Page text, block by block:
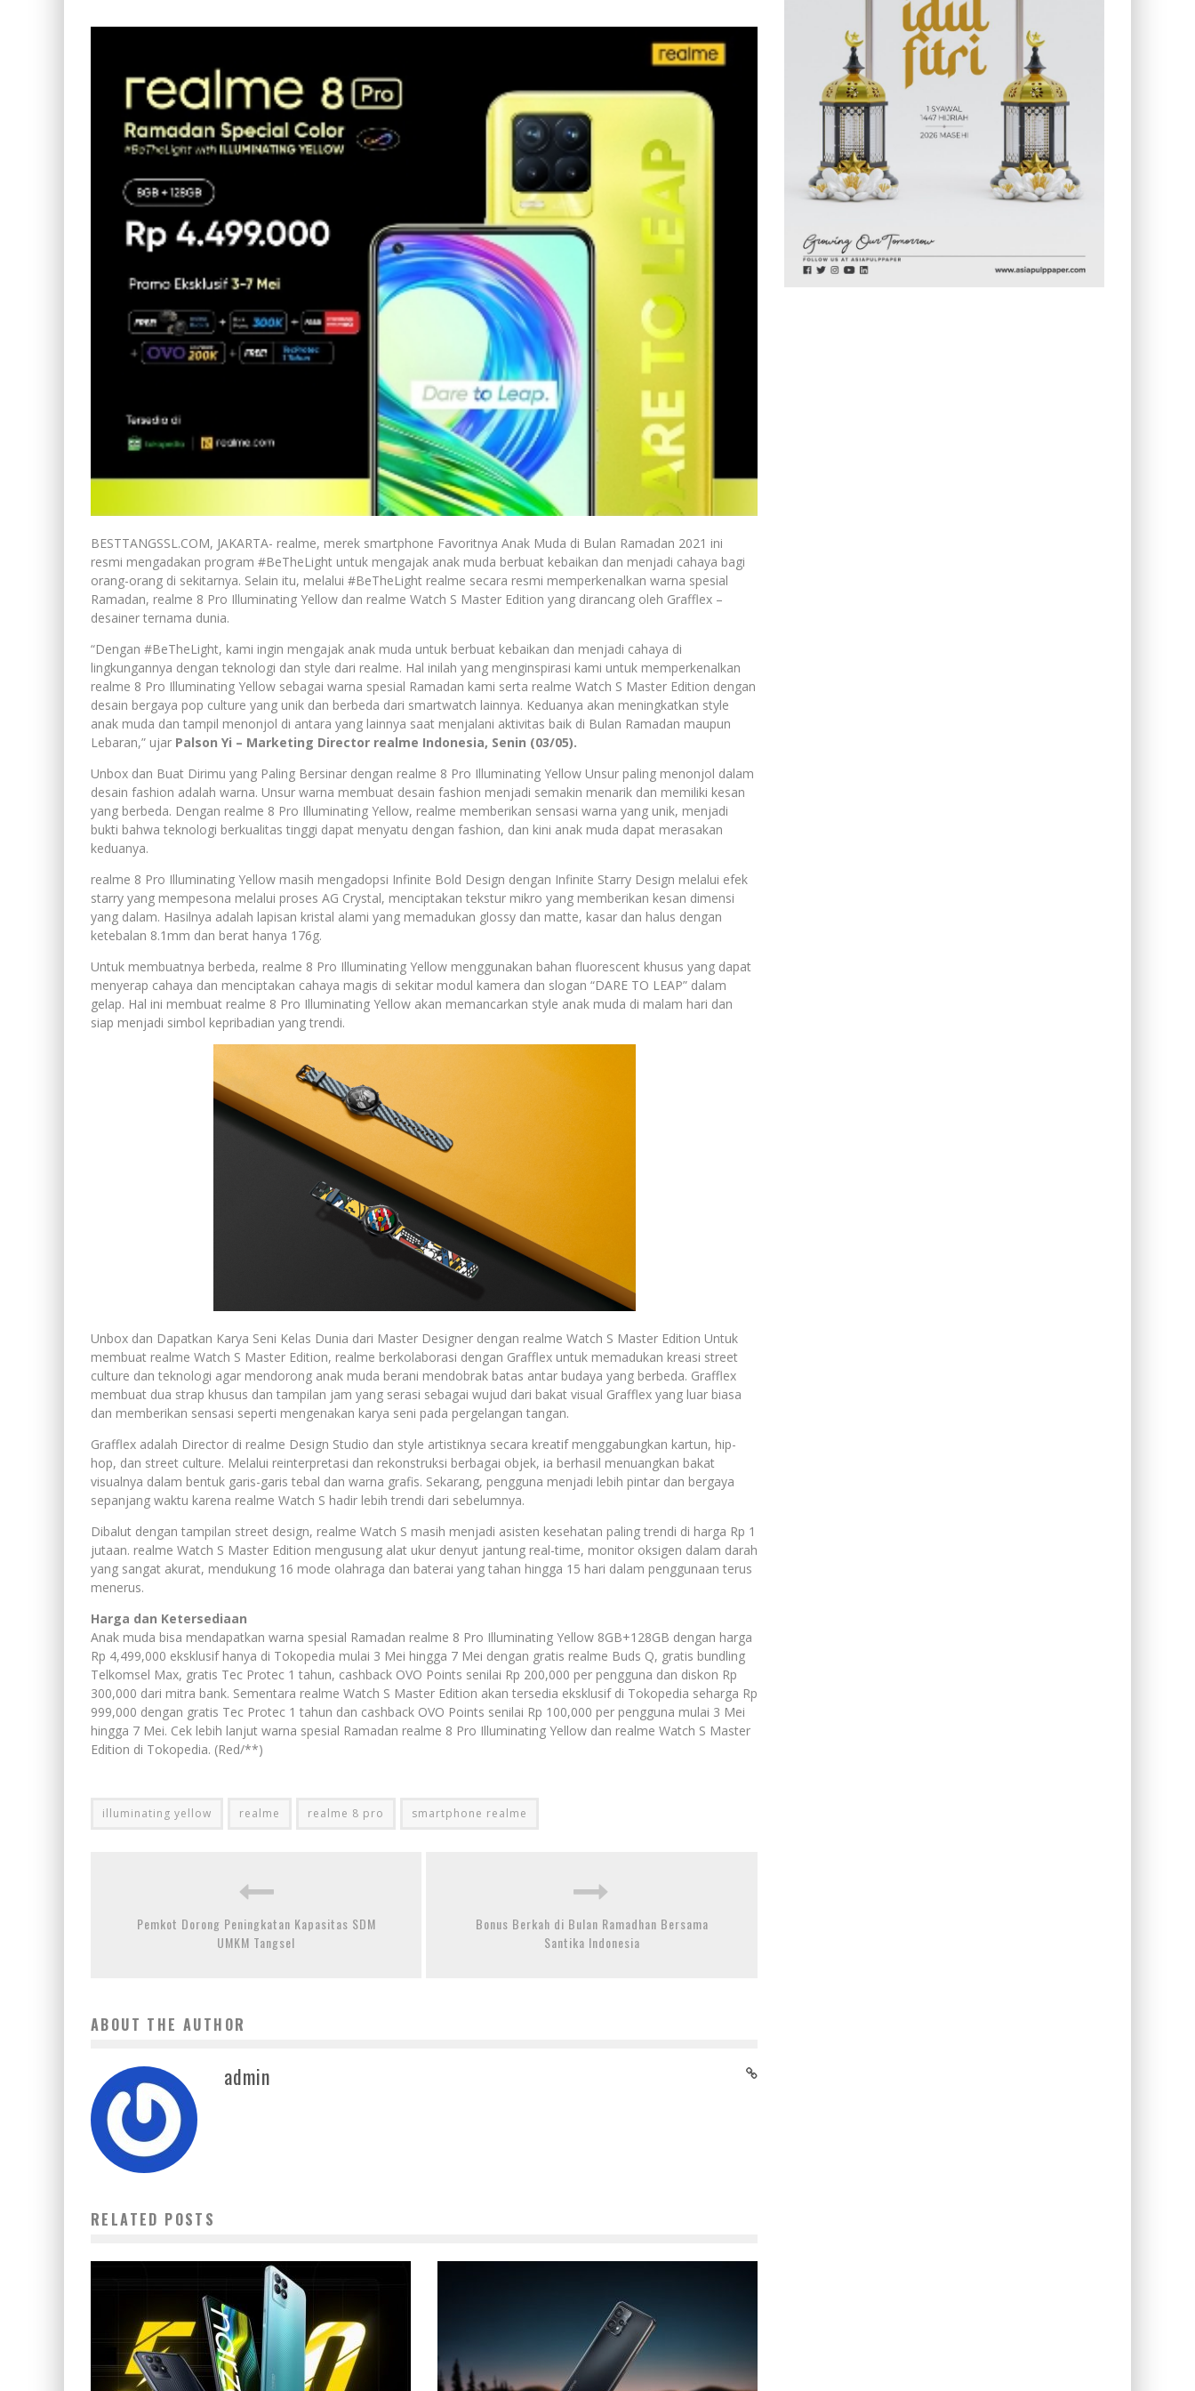
BESTTANGSSL.COM, JAKARTA- realme, merek smartphone Favoritnya Anak Muda di Bulan Ramadan 2021 ini
resmi mengadakan program #BeTheLight untuk mengajak anak muda berbuat kebaikan dan menjadi cahaya bagi
orang-orang di sekitarnya. Selain itu, melalui #BeTheLight realme secara resmi memperkenalkan warna spesial
Ramadan, realme 8 Pro Illuminating Yellow dan realme Watch S Master Edition yang dirancang oleh Grafflex –
desainer ternama dunia.
“Dengan #BeTheLight, kami ingin mengajak anak muda untuk berbuat kebaikan dan menjadi cahaya di
lingkungannya dengan teknologi dan style dari realme. Hal inilah yang menginspirasi kami untuk memperkenalkan
realme 8 Pro Illuminating Yellow sebagai warna spesial Ramadan kami serta realme Watch S Master Edition dengan
desain bergaya pop culture yang unik dan berbeda dari smartwatch lainnya. Keduanya akan meningkatkan style
anak muda dan tampil menonjol di antara yang lainnya saat menjalani aktivitas baik di Bulan Ramadan maupun
Lebaran,” ujar Palson Yi – Marketing Director realme Indonesia, Senin (03/05).
Unbox dan Buat Dirimu yang Paling Bersinar dengan realme 8 Pro Illuminating Yellow Unsur paling menonjol dalam
desain fashion adalah warna. Unsur warna membuat desain fashion menjadi semakin menarik dan memiliki kesan
yang berbeda. Dengan realme 8 Pro Illuminating Yellow, realme memberikan sensasi warna yang unik, menjadi
bukti bahwa teknologi berkualitas tinggi dapat menyatu dengan fashion, dan kini anak muda dapat merasakan
keduanya.
realme 8 Pro Illuminating Yellow masih mengadopsi Infinite Bold Design dengan Infinite Starry Design melalui efek
starry yang mempesona melalui proses AG Crystal, menciptakan tekstur mikro yang memberikan kesan dimensi
yang dalam. Hasilnya adalah lapisan kristal alami yang memadukan glossy dan matte, kasar dan halus dengan
ketebalan 8.1mm dan berat hanya 176g.
Untuk membuatnya berbeda, realme 8 Pro Illuminating Yellow menggunakan bahan fluorescent khusus yang dapat
menyerap cahaya dan menciptakan cahaya magis di sekitar modul kamera dan slogan “DARE TO LEAP” dalam
gelap. Hal ini membuat realme 8 Pro Illuminating Yellow akan memancarkan style anak muda di malam hari dan
siap menjadi simbol kepribadian yang trendi.
Unbox dan Dapatkan Karya Seni Kelas Dunia dari Master Designer dengan realme Watch S Master Edition Untuk
membuat realme Watch S Master Edition, realme berkolaborasi dengan Grafflex untuk memadukan kreasi street
culture dan teknologi agar mendorong anak muda berani mendobrak batas antar budaya yang berbeda. Grafflex
membuat dua strap khusus dan tampilan jam yang serasi sebagai wujud dari bakat visual Grafflex yang luar biasa
dan memberikan sensasi seperti mengenakan karya seni pada pergelangan tangan.
Grafflex adalah Director di realme Design Studio dan style artistiknya secara kreatif menggabungkan kartun, hip-
hop, dan street culture. Melalui reinterpretasi dan rekonstruksi berbagai objek, ia berhasil menuangkan bakat
visualnya dalam bentuk garis-garis tebal dan warna grafis. Sekarang, pengguna menjadi lebih pintar dan bergaya
sepanjang waktu karena realme Watch S hadir lebih trendi dari sebelumnya.
Dibalut dengan tampilan street design, realme Watch S masih menjadi asisten kesehatan paling trendi di harga Rp 1
jutaan. realme Watch S Master Edition mengusung alat ukur denyut jantung real-time, monitor oksigen dalam darah
yang sangat akurat, mendukung 16 mode olahraga dan baterai yang tahan hingga 15 hari dalam penggunaan terus
menerus.
Harga dan Ketersediaan
Anak muda bisa mendapatkan warna spesial Ramadan realme 8 Pro Illuminating Yellow 8GB+128GB dengan harga
Rp 4,499,000 eksklusif hanya di Tokopedia mulai 3 Mei hingga 7 Mei dengan gratis realme Buds Q, gratis bundling
Telkomsel Max, gratis Tec Protec 1 tahun, cashback OVO Points senilai Rp 200,000 per pengguna dan diskon Rp
300,000 dari mitra bank. Sementara realme Watch S Master Edition akan tersedia eksklusif di Tokopedia seharga Rp
999,000 dengan gratis Tec Protec 1 tahun dan cashback OVO Points senilai Rp 100,000 per pengguna mulai 3 Mei
hingga 7 Mei. Cek lebih lanjut warna spesial Ramadan realme 8 Pro Illuminating Yellow dan realme Watch S Master
Edition di Tokopedia. (Red/**)
illuminating yellow realme realme 8 pro smartphone realme
Pemkot Dorong Peningkatan Kapasitas SDM
UMKM Tangsel
Bonus Berkah di Bulan Ramadhan Bersama
Santika Indonesia
ABOUT THE AUTHOR
admin
RELATED POSTS